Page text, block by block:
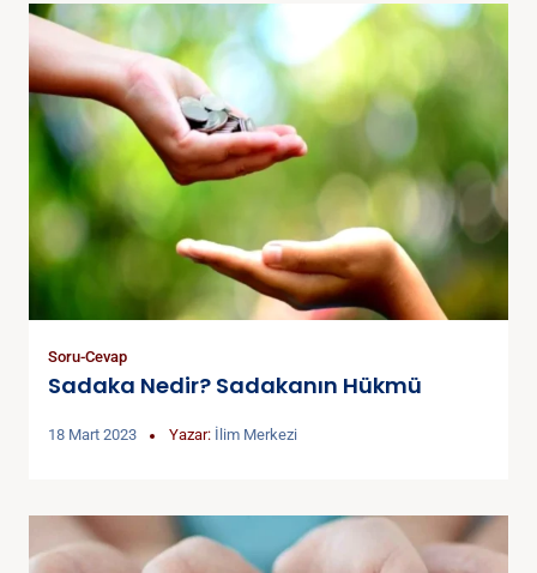
Soru-Cevap
Sadaka Nedir? Sadakanın Hükmü
18 Mart 2023 Yazar: İlim Merkezi